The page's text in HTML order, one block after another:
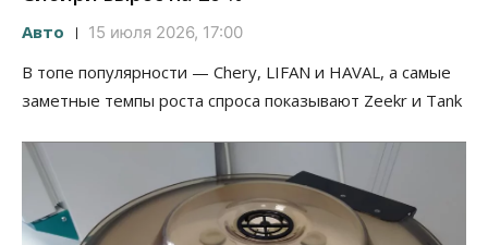
Авто 15 июля 2026, 17:00
В топе популярности — Chery, LIFAN и HAVAL, а самые
заметные темпы роста спроса показывают Zeekr и Tank